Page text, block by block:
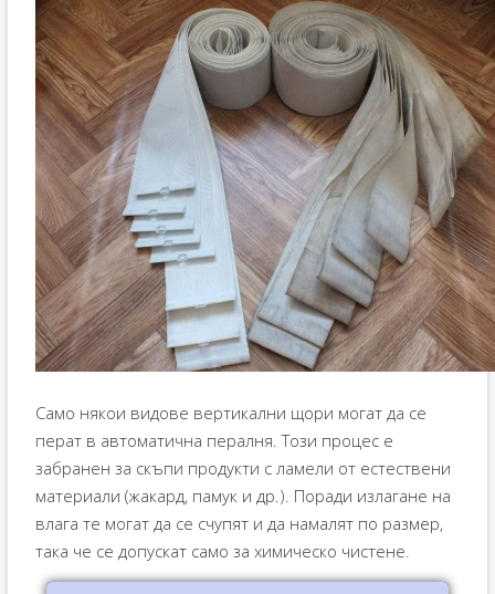
Само някои видове вертикални щори могат да се
перат в автоматична пералня. Този процес е
забранен за скъпи продукти с ламели от естествени
материали (жакард, памук и др.). Поради излагане на
влага те могат да се счупят и да намалят по размер,
така че се допускат само за химическо чистене.